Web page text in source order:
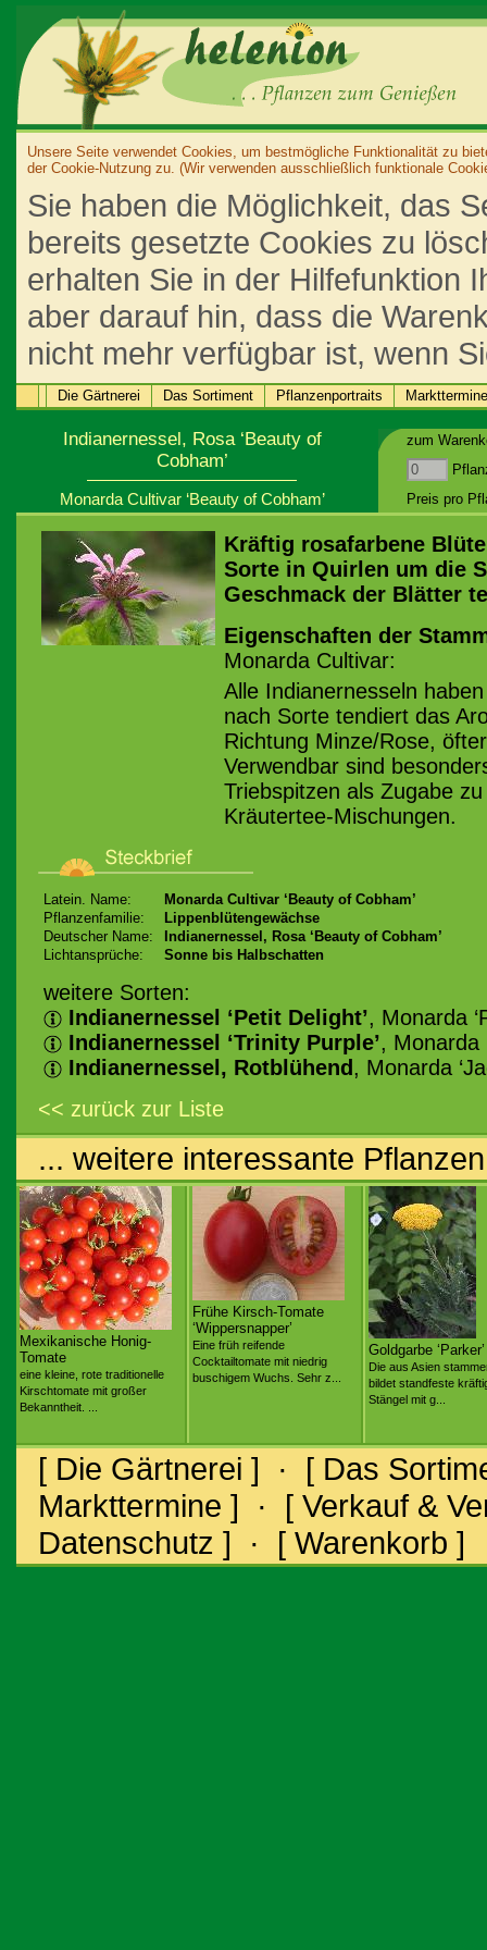
Unsere Seite verwendet Cookies, um bestmögliche Funktionalität zu
der Cookie-Nutzung zu. (Wir verwenden ausschließlich funktionale
Sie haben die Möglichkeit, das
bereits gesetzte Cookies zu
erhalten Sie in der Hilfefunktion
aber darauf hin, dass die
nicht mehr verfügbar ist, wenn
Die Gärtnerei Das Sortiment Pflanzenportraits Markttermine
Indianernessel, Rosa ‘Beauty of
Cobham’
Monarda Cultivar ‘Beauty of Cobham’
zum
Preis pro
Kräftig rosafarbene
Sorte in Quirlen um die
Geschmack der Blätter
Eigenschaften der
Monarda Cultivar:
Alle Indianernesseln
nach Sorte tendiert das
Richtung Minze/Rose,
Verwendbar sind
Triebspitzen als Zugabe
Kräutertee-Mischungen.
Latein. Name:
Monarda Cultivar ‘Beauty of Cobham’
Pflanzenfamilie:
Lippenblütengewächse
Deutscher Name:
Indianernessel, Rosa ‘Beauty of Cobham’
Lichtansprüche:
Sonne bis Halbschatten
weitere Sorten:
Indianernessel ‘Petit Delight’, Monarda
Indianernessel ‘Trinity Purple’, Monarda
Indianernessel, Rotblühend , Monarda
<< zurück zur Liste
... weitere interessante Pflanzen
Mexikanische Honig-
Tomate
eine kleine, rote traditionelle
Kirschtomate mit großer
Bekanntheit. ...
Frühe Kirsch-Tomate
‘Wippersnapper’
Eine früh reifende
Cocktailtomate mit niedrig
buschigem Wuchs. Sehr z...
Goldgarbe ‘Parker’
Die aus Asien
bildet standfeste
Stängel mit g...
[ Die Gärtnerei ] · [ Das
Markttermine ] · [ Verkauf &
Datenschutz ] · [ Warenkorb ]